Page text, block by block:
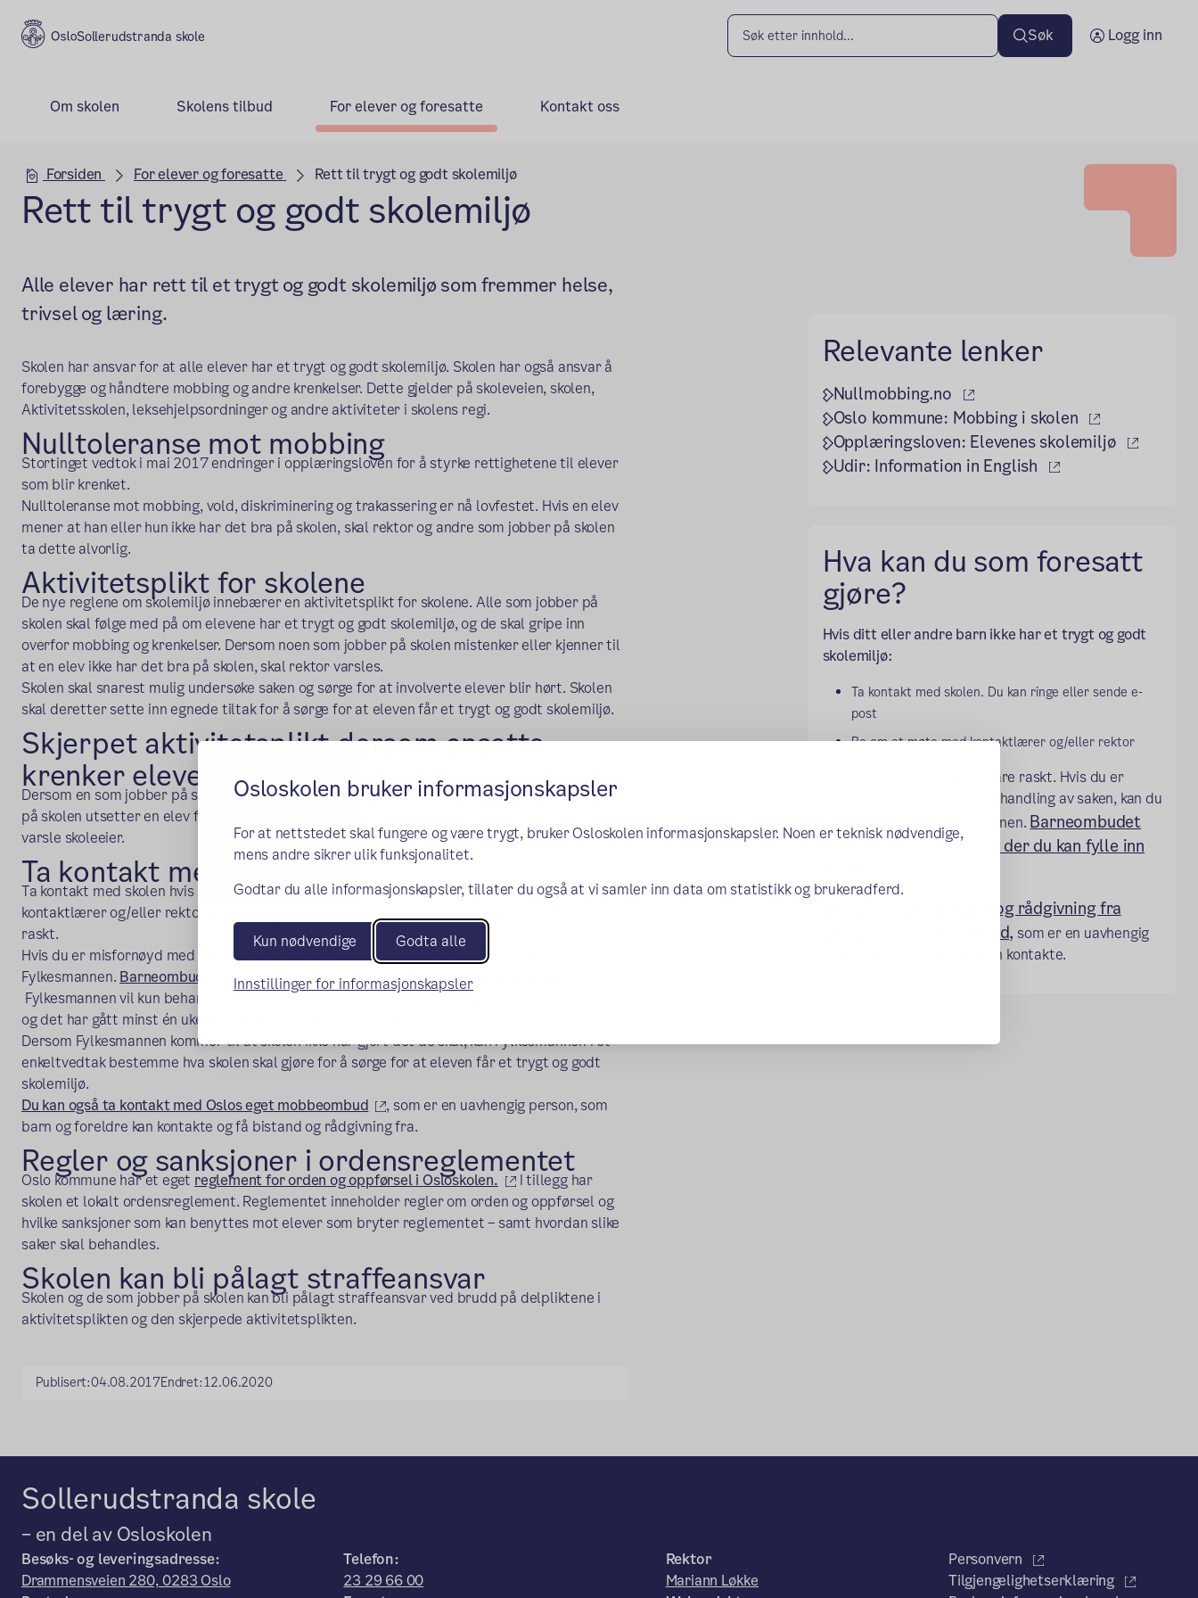
Osloskolen bruker informasjonskapsler
For at nettstedet skal fungere og være trygt, bruker Osloskolen informasjonskapsler. Noen er teknisk nødvendige,
mens andre sikrer ulik funksjonalitet.
Godtar du alle informasjonskapsler, tillater du også at vi samler inn data om statistikk og brukeradferd.
Kun nødvendige Godta alle
Innstillinger for informasjonskapsler
Sollerudstranda skole Søk Logg inn
Om skolen Skolens tilbud For elever og foresatte Kontakt oss
Hovedseksjon
Forsiden For elever og foresatte Rett til trygt og godt skolemiljø
Rett til trygt og godt skolemiljø
Alle elever har rett til et trygt og godt skolemiljø som fremmer helse,
trivsel og læring.
Skolen har ansvar for at alle elever har et trygt og godt skolemiljø. Skolen har også ansvar å
forebygge og håndtere mobbing og andre krenkelser. Dette gjelder på skoleveien, skolen,
Aktivitetsskolen, leksehjelpsordninger og andre aktiviteter i skolens regi.
Nulltoleranse mot mobbing
Stortinget vedtok i mai 2017 endringer i opplæringsloven for å styrke rettighetene til elever
som blir krenket.
Nulltoleranse mot mobbing, vold, diskriminering og trakassering er nå lovfestet. Hvis en elev
mener at han eller hun ikke har det bra på skolen, skal rektor og andre som jobber på skolen
ta dette alvorlig.
Aktivitetsplikt for skolene
De nye reglene om skolemiljø innebærer en aktivitetsplikt for skolene. Alle som jobber på
skolen skal følge med på om elevene har et trygt og godt skolemiljø, og de skal gripe inn
overfor mobbing og krenkelser. Dersom noen som jobber på skolen mistenker eller kjenner til
at en elev ikke har det bra på skolen, skal rektor varsles.
Skolen skal snarest mulig undersøke saken og sørge for at involverte elever blir hørt. Skolen
skal deretter sette inn egnede tiltak for å sørge for at eleven får et trygt og godt skolemiljø.
Skjerpet aktivitetsplikt dersom ansatte
krenker elever
Dersom en som jobber på skolen får mistanke om eller kjennskap til at en annen som jobber
på skolen utsetter en elev for krenkelser, skal vedkomne straks varsle rektor. Rektor skal
varsle skoleeier.
Ta kontakt med skolen
Ta kontakt med skolen hvis barnet ditt ikke er fornøyd med skolemiljøet. Be om et møte med
kontaktlærer og/eller rektor. Du kan ringe eller sende e-post. Skolen er forpliktet til å svare
raskt.
Hvis du er misfornøyd med skolens behandling av saken, kan du henvende deg til
Fylkesmannen. Barneombudet har en egen mal/skjema der du kan fylle inn din klage.
(ekstern lenke)
Fylkesmannen vil kun behandle saken dersom dere i forkant har tatt opp saken med rektor,
og det har gått minst én uke fra saken ble tatt opp med skolen.
Dersom Fylkesmannen kommer til at skolen ikke har gjort det de skal, kan Fylkesmannen i et
enkeltvedtak bestemme hva skolen skal gjøre for å sørge for at eleven får et trygt og godt
skolemiljø.
Du kan også ta kontakt med Oslos eget mobbeombud
(ekstern lenke)
, som er en uavhengig person, som
barn og foreldre kan kontakte og få bistand og rådgivning fra.
Regler og sanksjoner i ordensreglementet
Oslo kommune har et eget reglement for orden og oppførsel i Osloskolen. (ekstern lenke)
I tillegg har
skolen et lokalt ordensreglement. Reglementet inneholder regler om orden og oppførsel og
hvilke sanksjoner som kan benyttes mot elever som bryter reglementet – samt hvordan slike
saker skal behandles.
Skolen kan bli pålagt straffeansvar
Skolen og de som jobber på skolen kan bli pålagt straffeansvar ved brudd på delpliktene i
aktivitetsplikten og den skjerpede aktivitetsplikten.
Publisert:04.08.2017Endret:12.06.2020
Relevante lenker
Nullmobbing.no
(ekstern lenke)
Oslo kommune: Mobbing i skolen
(ekstern
Opplæringsloven: Elevenes skolemiljø
Udir: Information in English
(ekstern lenke)
Hva kan du som foresatt
gjøre?
Hvis ditt eller andre barn ikke har et trygt og godt
skolemiljø:
Ta kontakt med skolen. Du kan ringe eller sende e-
post
Be om et møte med kontaktlærer og/eller rektor
Skolen er forpliktet til å svare raskt. Hvis du er
misfornøyd med skolens behandling av saken, kan du
henvende deg til fylkesmannen. Barneombudet
har en egen mal/skjema der du kan fylle inn
Du kan også få bistand og rådgivning fra
Oslos eget mobbeombud, som er en uavhengig
person barn og foreldre kan kontakte.
Sollerudstranda skole
– en del av Osloskolen
Besøks- og leveringsadresse:
Drammensveien 280, 0283 Oslo
Telefon:
23 29 66 00
Rektor
Mariann Løkke
Personvern
Tilgjengelighetserklæring